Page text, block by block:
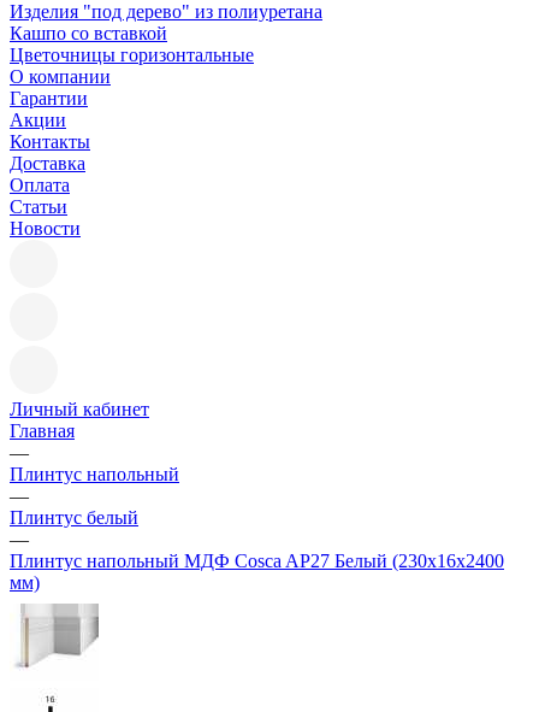
Изделия "под дерево" из полиуретана
Кашпо со вставкой
Цветочницы горизонтальные
О компании
Гарантии
Акции
Контакты
Доставка
Оплата
Статьи
Новости
Личный кабинет
Главная
—
Плинтус напольный
—
Плинтус белый
—
Плинтус напольный МДФ Cosca AP27 Белый (230х16х2400
мм)